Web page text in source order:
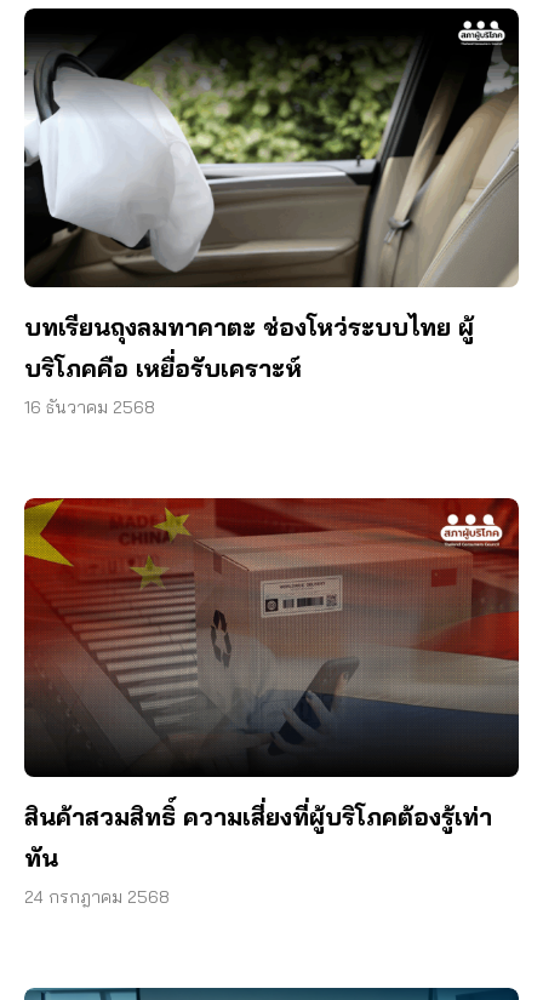
บทเรียนถุงลมทาคาตะ ช่องโหว่ระบบไทย ผู้
บริโภคคือ เหยื่อรับเคราะห์
16 ธันวาคม 2568
สินค้าสวมสิทธิ์ ความเสี่ยงที่ผู้บริโภคต้องรู้เท่า
ทัน
24 กรกฎาคม 2568